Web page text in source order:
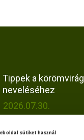
sütiket használ
Tippek a körömvirág
neveléséhez
2026.07.30.